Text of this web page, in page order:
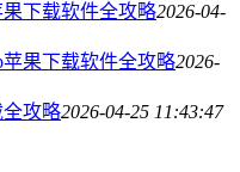
果下载软件全攻略2026-04-
苹果下载软件全攻略2026-
全攻略2026-04-25 11:43:47